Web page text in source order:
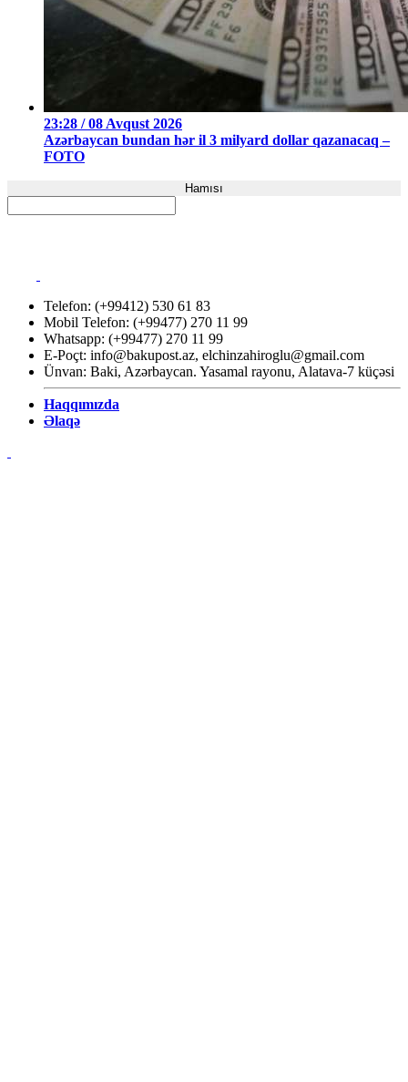
23:28 / 08 Avqust 2026
Azərbaycan bundan hər il 3 milyard dollar qazanacaq –
FOTO
Hamısı
Telefon: (+99412) 530 61 83
Mobil Telefon: (+99477) 270 11 99
Whatsapp: (+99477) 270 11 99
E-Poçt: info@bakupost.az, elchinzahiroglu@gmail.com
Ünvan: Baki, Azərbaycan. Yasamal rayonu, Alatava-7 küçəsi
Haqqımızda
Əlaqə